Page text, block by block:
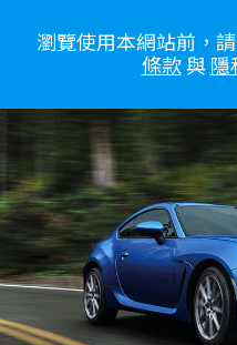
瀏覽使用本網站前，
條款與隱